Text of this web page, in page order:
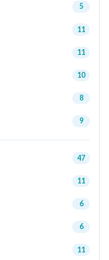
5
11
11
10
8
9
47
11
6
6
11